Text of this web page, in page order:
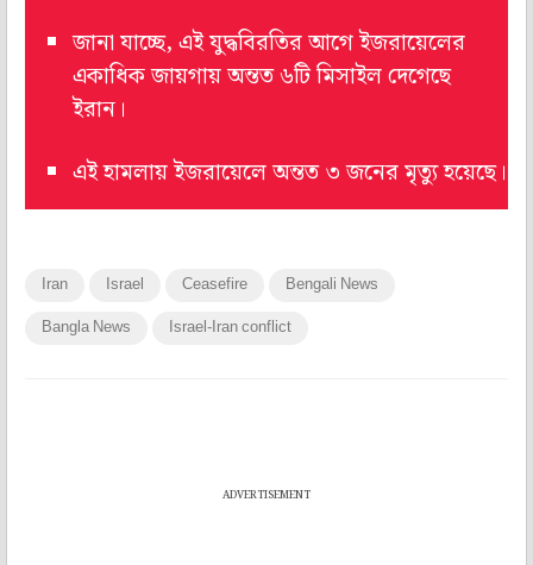
জানা যাচ্ছে, এই যুদ্ধবিরতির আগে ইজরায়েলের
একাধিক জায়গায় অন্তত ৬টি মিসাইল দেগেছে
ইরান।
এই হামলায় ইজরায়েলে অন্তত ৩ জনের মৃত্যু হয়েছে।
Iran Israel Ceasefire Bengali News
Bangla News Israel-Iran conflict
ADVERTISEMENT